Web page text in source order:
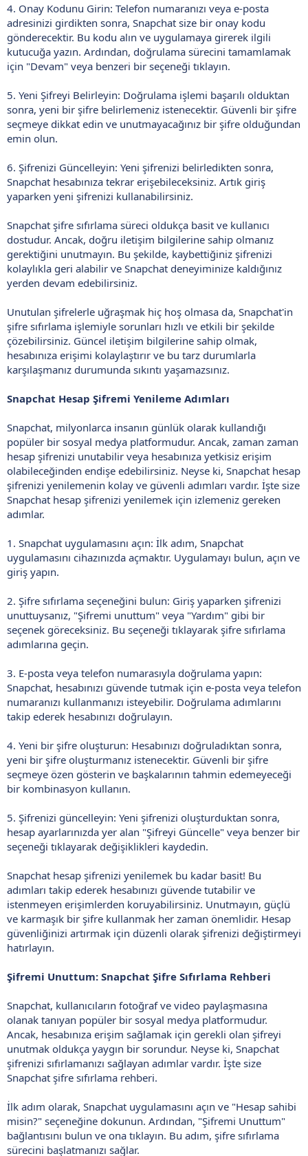
4. Onay Kodunu Girin: Telefon numaranızı veya e-posta
adresinizi girdikten sonra, Snapchat size bir onay kodu
gönderecektir. Bu kodu alın ve uygulamaya girerek ilgili
kutucuğa yazın. Ardından, doğrulama sürecini tamamlamak
için "Devam" veya benzeri bir seçeneği tıklayın.
5. Yeni Şifreyi Belirleyin: Doğrulama işlemi başarılı olduktan
sonra, yeni bir şifre belirlemeniz istenecektir. Güvenli bir şifre
seçmeye dikkat edin ve unutmayacağınız bir şifre olduğundan
emin olun.
6. Şifrenizi Güncelleyin: Yeni şifrenizi belirledikten sonra,
Snapchat hesabınıza tekrar erişebileceksiniz. Artık giriş
yaparken yeni şifrenizi kullanabilirsiniz.
Snapchat şifre sıfırlama süreci oldukça basit ve kullanıcı
dostudur. Ancak, doğru iletişim bilgilerine sahip olmanız
gerektiğini unutmayın. Bu şekilde, kaybettiğiniz şifrenizi
kolaylıkla geri alabilir ve Snapchat deneyiminize kaldığınız
yerden devam edebilirsiniz.
Unutulan şifrelerle uğraşmak hiç hoş olmasa da, Snapchat'in
şifre sıfırlama işlemiyle sorunları hızlı ve etkili bir şekilde
çözebilirsiniz. Güncel iletişim bilgilerine sahip olmak,
hesabınıza erişimi kolaylaştırır ve bu tarz durumlarla
karşılaşmanız durumunda sıkıntı yaşamazsınız.
Snapchat Hesap Şifremi Yenileme Adımları
Snapchat, milyonlarca insanın günlük olarak kullandığı
popüler bir sosyal medya platformudur. Ancak, zaman zaman
hesap şifrenizi unutabilir veya hesabınıza yetkisiz erişim
olabileceğinden endişe edebilirsiniz. Neyse ki, Snapchat hesap
şifrenizi yenilemenin kolay ve güvenli adımları vardır. İşte size
Snapchat hesap şifrenizi yenilemek için izlemeniz gereken
adımlar.
1. Snapchat uygulamasını açın: İlk adım, Snapchat
uygulamasını cihazınızda açmaktır. Uygulamayı bulun, açın ve
giriş yapın.
2. Şifre sıfırlama seçeneğini bulun: Giriş yaparken şifrenizi
unuttuysanız, "Şifremi unuttum" veya "Yardım" gibi bir
seçenek göreceksiniz. Bu seçeneği tıklayarak şifre sıfırlama
adımlarına geçin.
3. E-posta veya telefon numarasıyla doğrulama yapın:
Snapchat, hesabınızı güvende tutmak için e-posta veya telefon
numaranızı kullanmanızı isteyebilir. Doğrulama adımlarını
takip ederek hesabınızı doğrulayın.
4. Yeni bir şifre oluşturun: Hesabınızı doğruladıktan sonra,
yeni bir şifre oluşturmanız istenecektir. Güvenli bir şifre
seçmeye özen gösterin ve başkalarının tahmin edemeyeceği
bir kombinasyon kullanın.
5. Şifrenizi güncelleyin: Yeni şifrenizi oluşturduktan sonra,
hesap ayarlarınızda yer alan "Şifreyi Güncelle" veya benzer bir
seçeneği tıklayarak değişiklikleri kaydedin.
Snapchat hesap şifrenizi yenilemek bu kadar basit! Bu
adımları takip ederek hesabınızı güvende tutabilir ve
istenmeyen erişimlerden koruyabilirsiniz. Unutmayın, güçlü
ve karmaşık bir şifre kullanmak her zaman önemlidir. Hesap
güvenliğinizi artırmak için düzenli olarak şifrenizi değiştirmeyi
hatırlayın.
Şifremi Unuttum: Snapchat Şifre Sıfırlama Rehberi
Snapchat, kullanıcıların fotoğraf ve video paylaşmasına
olanak tanıyan popüler bir sosyal medya platformudur.
Ancak, hesabınıza erişim sağlamak için gerekli olan şifreyi
unutmak oldukça yaygın bir sorundur. Neyse ki, Snapchat
şifrenizi sıfırlamanızı sağlayan adımlar vardır. İşte size
Snapchat şifre sıfırlama rehberi.
İlk adım olarak, Snapchat uygulamasını açın ve "Hesap sahibi
misin?" seçeneğine dokunun. Ardından, "Şifremi Unuttum"
bağlantısını bulun ve ona tıklayın. Bu adım, şifre sıfırlama
sürecini başlatmanızı sağlar.